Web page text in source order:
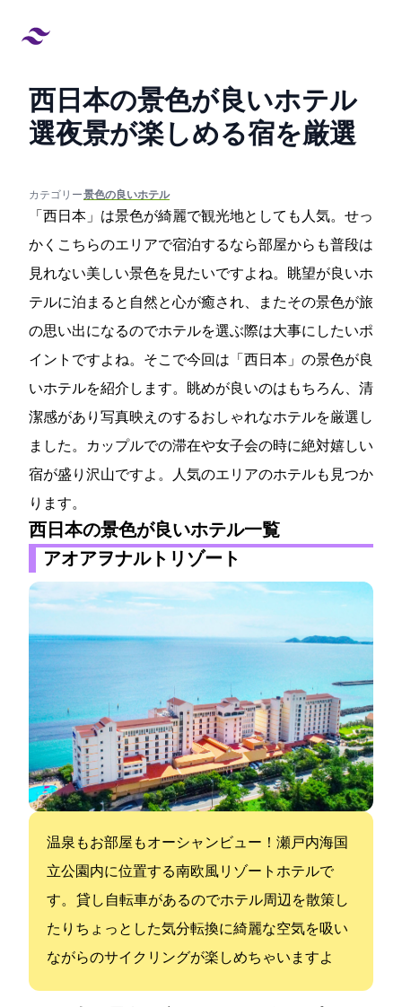
西日本の景色が良いホテル14
選!夜景が楽しめる宿を厳選
カテゴリー:#景色の良いホテル
「西日本」は景色が綺麗で観光地としても人気。せっ
かくこちらのエリアで宿泊するなら部屋からも普段は
見れない美しい景色を見たいですよね。眺望が良いホ
テルに泊まると自然と心が癒され、またその景色が旅
の思い出になるのでホテルを選ぶ際は大事にしたいポ
イントですよね。そこで今回は「西日本」の景色が良
いホテルを紹介します。眺めが良いのはもちろん、清
潔感があり写真映えのするおしゃれなホテルを厳選し
ました。カップルでの滞在や女子会の時に絶対嬉しい
宿が盛り沢山ですよ。人気のエリアのホテルも見つか
ります。
西日本の景色が良いホテル一覧
アオアヲナルトリゾート
温泉もお部屋もオーシャンビュー！瀬戸内海国
立公園内に位置する南欧風リゾートホテルで
す。 貸し自転車があるのでホテル周辺を散策し
たりちょっとした気分転換に綺麗な空気を吸い
ながらのサイクリングが楽しめちゃいますよ